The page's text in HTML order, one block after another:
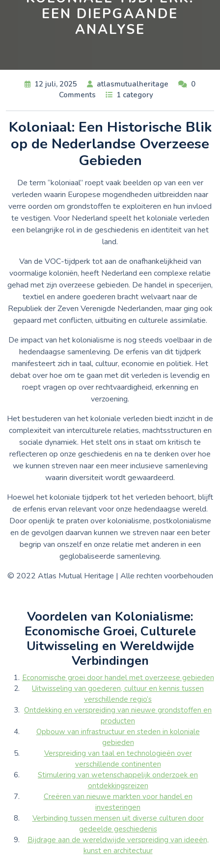
EEN DIEPGAANDE
ANALYSE
12 juli, 2025 atlasmutualheritage
0
Comments
1 category
Koloniaal: Een Historische Blik
op de Nederlandse Overzeese
Gebieden
De term “koloniaal” roept vaak beelden op van een ver
verleden waarin Europese mogendheden uitbreidden naar
verre oorden om grondstoffen te exploiteren en hun invloed
te vestigen. Voor Nederland speelt het koloniale verleden
een belangrijke rol in de geschiedenis en identiteit van het
land.
Van de VOC-tijdperk tot aan de onafhankelijkheid van
voormalige koloniën, heeft Nederland een complexe relatie
gehad met zijn overzeese gebieden. De handel in specerijen,
textiel en andere goederen bracht welvaart naar de
Republiek der Zeven Verenigde Nederlanden, maar ging ook
gepaard met conflicten, uitbuiting en culturele assimilatie.
De impact van het kolonialisme is nog steeds voelbaar in de
hedendaagse samenleving. De erfenis van dit tijdperk
manifesteert zich in taal, cultuur, economie en politiek. Het
debat over hoe om te gaan met dit verleden is levendig en
roept vragen op over rechtvaardigheid, erkenning en
verzoening.
Het bestuderen van het koloniale verleden biedt inzicht in de
complexiteit van interculturele relaties, machtsstructuren en
sociale dynamiek. Het stelt ons in staat om kritisch te
reflecteren op onze geschiedenis en na te denken over hoe
we kunnen streven naar een meer inclusieve samenleving
waarin diversiteit wordt gewaardeerd.
Hoewel het koloniale tijdperk tot het verleden behoort, blijft
de erfenis ervan relevant voor onze hedendaagse wereld.
Door openlijk te praten over kolonialisme, postkolonialisme
en de gevolgen daarvan kunnen we streven naar een beter
begrip van onszelf en onze relatie met anderen in een
geglobaliseerde samenleving.
© 2022 Atlas Mutual Heritage | Alle rechten voorbehouden
Voordelen van Kolonialisme:
Economische Groei, Culturele
Uitwisseling en Wereldwijde
Verbindingen
Economische groei door handel met overzeese gebieden
Uitwisseling van goederen, cultuur en kennis tussen
verschillende regio’s
Ontdekking en verspreiding van nieuwe grondstoffen en
producten
Opbouw van infrastructuur en steden in koloniale
gebieden
Verspreiding van taal en technologieën over
verschillende continenten
Stimulering van wetenschappelijk onderzoek en
ontdekkingsreizen
Creëren van nieuwe markten voor handel en
investeringen
Verbinding tussen mensen uit diverse culturen door
gedeelde geschiedenis
Bijdrage aan de wereldwijde verspreiding van ideeën,
kunst en architectuur